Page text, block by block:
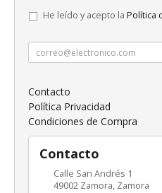
He leído y acepto la Política
Contacto
Política Privacidad
Condiciones de Compra
Contacto
Calle San Andrés 1
49002 Zamora, Zamora